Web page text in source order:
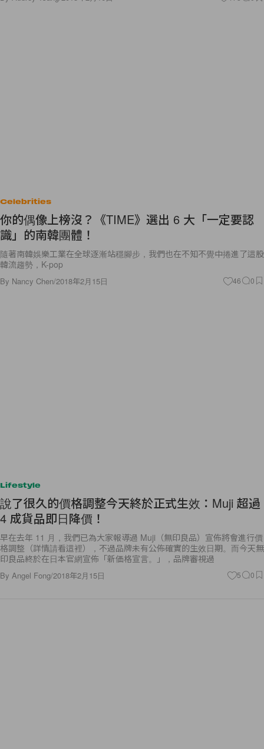
Celebrities
你的偶像上榜沒？《TIME》選出 6 大「一定要認
識」的南韓團體！
隨著南韓娛樂工業在全球逐漸站穩腳步，我們也在不知不覺中捲進了這股
韓流趨勢，K-pop
By Nancy Chen/2018年2月15日 46 0
Lifestyle
說了很久的價格調整今天終於正式生效：Muji 超過
4 成貨品即日降價！
早在去年 11 月，我們已為大家報導過 Muji（無印良品）宣佈將會進行價
格調整（詳情請看這裡），不過品牌未有公佈確實的生效日期。而今天無
印良品終於在日本官網宣佈「新価格宣言。」，品牌審視過
By Angel Fong/2018年2月15日 5 0